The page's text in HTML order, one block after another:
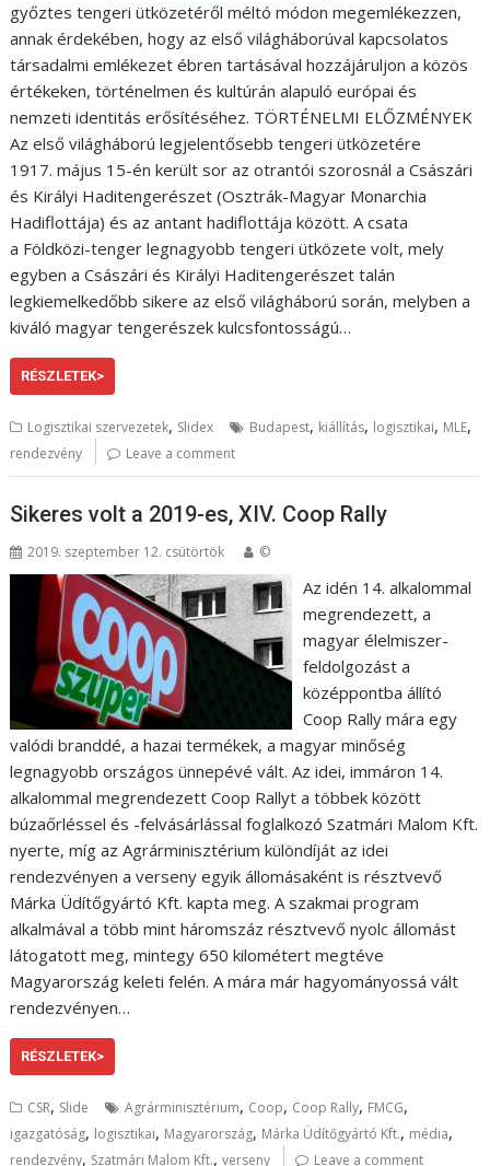
győztes tengeri ütközetéről méltó módon megemlékezzen,
annak érdekében, hogy az első világháborúval kapcsolatos
társadalmi emlékezet ébren tartásával hozzájáruljon a közös
értékeken, történelmen és kultúrán alapuló európai és
nemzeti identitás erősítéséhez. TÖRTÉNELMI ELŐZMÉNYEK
Az első világháború legjelentősebb tengeri ütközetére
1917. május 15-én került sor az otrantói szorosnál a Császári
és Királyi Haditengerészet (Osztrák-Magyar Monarchia
Hadiflottája) és az antant hadiflottája között. A csata
a Földközi-tenger legnagyobb tengeri ütközete volt, mely
egyben a Császári és Királyi Haditengerészet talán
legkiemelkedőbb sikere az első világháború során, melyben a
kiváló magyar tengerészek kulcsfontosságú…
RÉSZLETEK>
Logisztikai szervezetek, Slidex Budapest, kiállítás, logisztikai, MLE,
rendezvény Leave a comment
Sikeres volt a 2019-es, XIV. Coop Rally
2019. szeptember 12. csütörtök ©
Az idén 14. alkalommal
megrendezett, a
magyar élelmiszer-
feldolgozást a
középpontba állító
Coop Rally mára egy
valódi branddé, a hazai termékek, a magyar minőség
legnagyobb országos ünnepévé vált. Az idei, immáron 14.
alkalommal megrendezett Coop Rallyt a többek között
búzaőrléssel és -felvásárlással foglalkozó Szatmári Malom Kft.
nyerte, míg az Agrárminisztérium különdíját az idei
rendezvényen a verseny egyik állomásaként is résztvevő
Márka Üdítőgyártó Kft. kapta meg. A szakmai program
alkalmával a több mint háromszáz résztvevő nyolc állomást
látogatott meg, mintegy 650 kilométert megtéve
Magyarország keleti felén. A mára már hagyományossá vált
rendezvényen…
RÉSZLETEK>
CSR, Slide Agrárminisztérium, Coop, Coop Rally, FMCG,
igazgatóság, logisztikai, Magyarország, Márka Üdítőgyártó Kft., média,
rendezvény, Szatmári Malom Kft.,verseny Leave a comment